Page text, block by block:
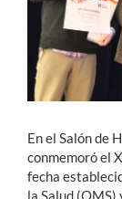
Alumni
English
En el Salón de
conmemoró el
fecha
la Salud (OMS)